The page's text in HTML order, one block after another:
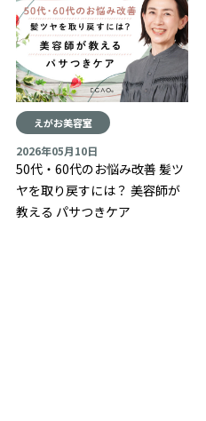
えがお美容室
2026年05月10日
50代・60代のお悩み改善 髪ツ
ヤを取り戻すには？ 美容師が
教える パサつきケア